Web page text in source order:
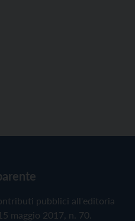
pubblici all'editoria
maggio 2017, n. 70.